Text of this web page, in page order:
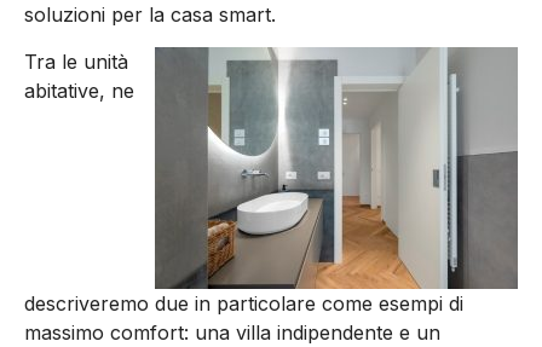
soluzioni per la casa smart.
Tra le unità
abitative, ne
descriveremo due in particolare come esempi di
massimo comfort: una villa indipendente e un